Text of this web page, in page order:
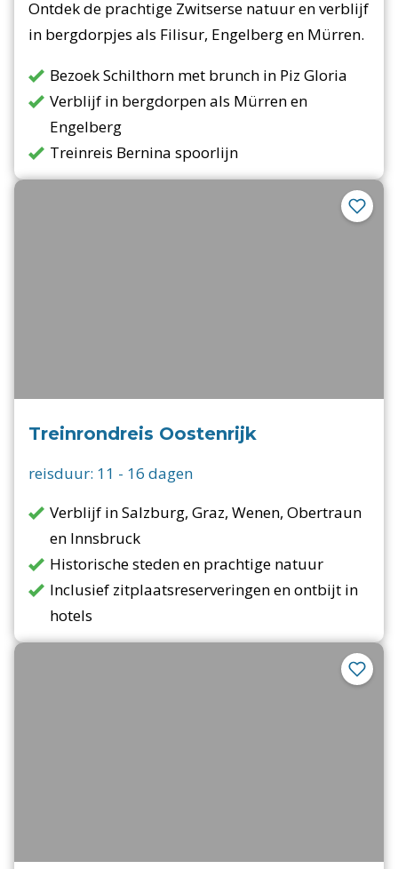
Ontdek de prachtige Zwitserse natuur en verblijf
in bergdorpjes als Filisur, Engelberg en Mürren.
Bezoek Schilthorn met brunch in Piz Gloria
Verblijf in bergdorpen als Mürren en
Engelberg
Treinreis Bernina spoorlijn
Treinrondreis Oostenrijk
reisduur: 11 - 16 dagen
Verblijf in Salzburg, Graz, Wenen, Obertraun
en Innsbruck
Historische steden en prachtige natuur
Inclusief zitplaatsreserveringen en ontbijt in
hotels